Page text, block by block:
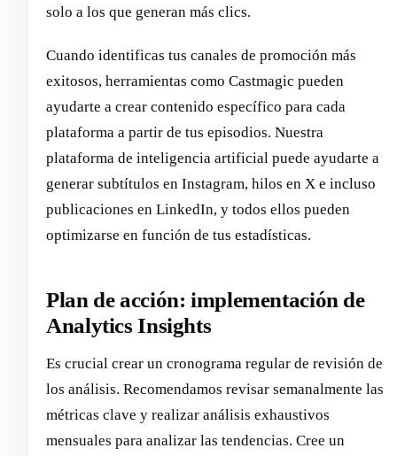
solo a los que generan más clics.
Cuando identificas tus canales de promoción más
exitosos, herramientas como Castmagic pueden
ayudarte a crear contenido específico para cada
plataforma a partir de tus episodios. Nuestra
plataforma de inteligencia artificial puede ayudarte a
generar subtítulos en Instagram, hilos en X e incluso
publicaciones en LinkedIn, y todos ellos pueden
optimizarse en función de tus estadísticas.
Plan de acción: implementación de
Analytics Insights
Es crucial crear un cronograma regular de revisión de
los análisis. Recomendamos revisar semanalmente las
métricas clave y realizar análisis exhaustivos
mensuales para analizar las tendencias. Cree un